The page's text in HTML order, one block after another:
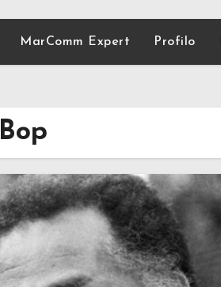
MarComm Expert Profilo